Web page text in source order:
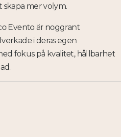
skapa mer volym.
Evento är noggrant
i deras egen
fokus på kvalitet, hållbarhet